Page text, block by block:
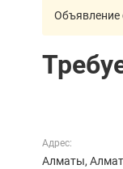
Объявление
Адрес:
Алматы,